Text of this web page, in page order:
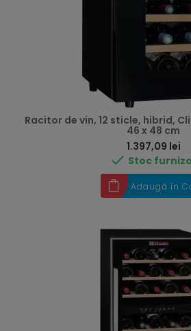
Racitor de vin, 12 sticle, hibrid,
46 x 48 cm
1.397,09 lei
 Stoc
Adaugă în